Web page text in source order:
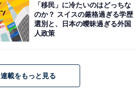
「移民」に冷たいのはどっちな
のか？ スイスの厳格過ぎる学歴
選別と、日本の曖昧過ぎる外国
人政策
連載をもっと見る